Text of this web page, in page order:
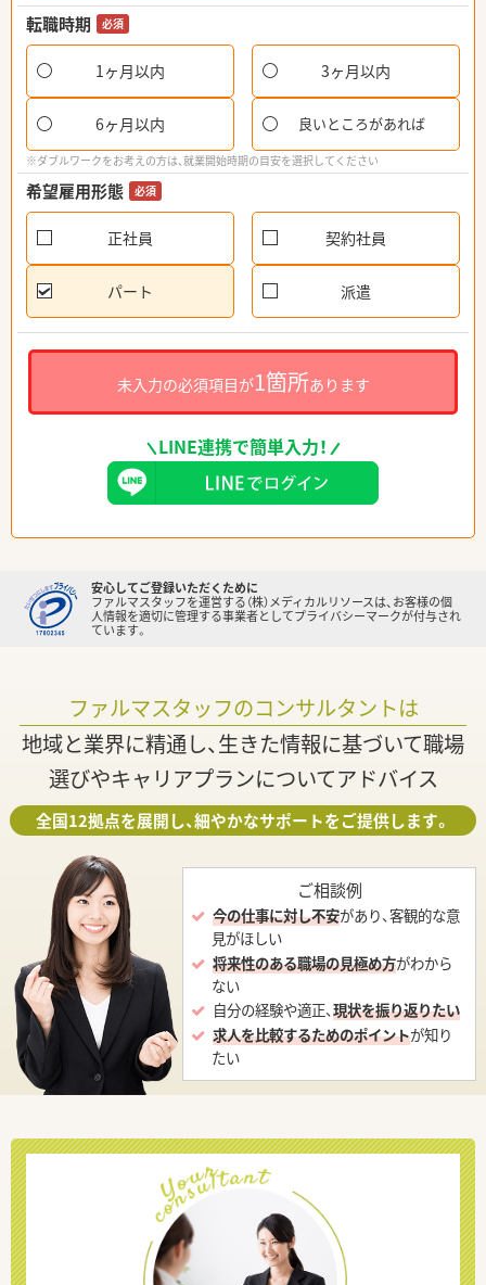
転職時期 必須
1ヶ月以内 3ヶ月以内
6ヶ月以内 良いところがあれば
※ダブルワークをお考えの方は、就業開始時期の目安を選択してください
希望雇用形態 必須
正社員 契約社員
パート 派遣
未入力の必須項目が1箇所あります
LINE連携で簡単入力！
安心してご登録いただくために
ファルマスタッフを運営する（株）メディカルリソースは、お客様の個
人情報を適切に管理する事業者としてプライバシーマークが付与され
ています。
ファルマスタッフのコンサルタントは
地域と業界に精通し、生きた情報に基づいて職場
選びやキャリアプランについてアドバイス
全国12拠点を展開し、細やかなサポートをご提供します。
ご相談例
今の仕事に対し不安があり、客観的な意
見がほしい
将来性のある職場の見極め方がわから
ない
自分の経験や適正、現状を振り返りたい
求人を比較するためのポイントが知り
たい